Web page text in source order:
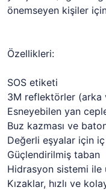
önemseyen kişiler
Özellikleri:
SOS etiketi
3M reflektörler (arka
Esneyebilen yan
Buz kazması ve
Değerli eşyalar için
Güçlendirilmiş taban
Hidrasyon sistemi ile
Kızaklar, hızlı ve